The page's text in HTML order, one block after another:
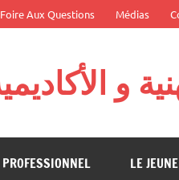
Foire Aux Questions Médias
و
LE